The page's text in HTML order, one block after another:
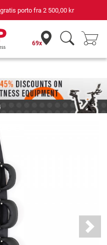
porto fra2 500,00 kr
69x
Next